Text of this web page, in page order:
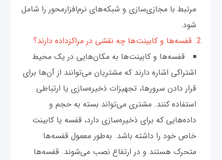
مرتبط با مجازی‌سازی و شبکه‌های نرم‌افزار‌محور را شامل
شود.
2. قفسه‌ها و کابینت‌ها چه نقشی در مراکز‌داده دارند؟
قفسه‌ها و کابینت‌ها به مکان‌هایی در یک محیط
اشتراکی اشاره دارند که مشتریان می‌توانند از آن‌ها برای
قرار دادن سرورها، تجهیزات ذخیره‌سازی یا ارتباطی
استفاده کنند. مشتری می‌تواند بسته به حجم و
داده‌هایی که برای ذخیره‌سازی دارد، قفسه یا کابینت
خاص خود را داشته باشد. به‌طور معمول قفسه‌ها
متحرک هستند و در ارتفاع نصب می‌شوند. قفسه‌ها